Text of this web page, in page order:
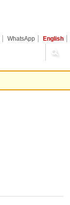
WhatsApp English